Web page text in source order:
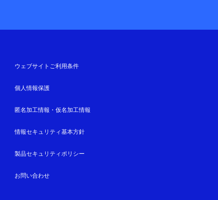
ウェブサイトご利用条件
個人情報保護
匿名加工情報・仮名加工情報
情報セキュリティ基本方針
製品セキュリティポリシー
お問い合わせ